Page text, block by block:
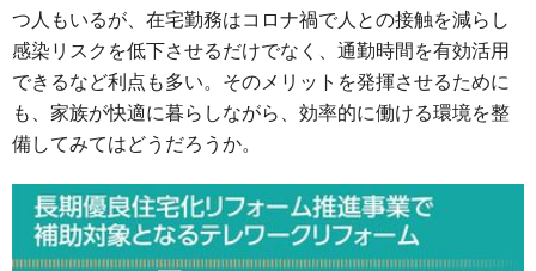
つ人もいるが、在宅勤務はコロナ禍で人との接触を減らし
感染リスクを低下させるだけでなく、通勤時間を有効活用
できるなど利点も多い。そのメリットを発揮させるために
も、家族が快適に暮らしながら、効率的に働ける環境を整
備してみてはどうだろうか。